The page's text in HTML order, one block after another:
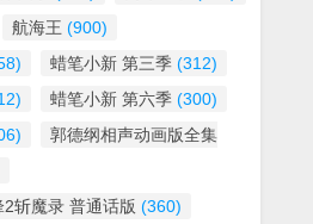
航海王 (900)
蜡笔小新 第三季 (312)
蜡笔小新 第六季 (300)
郭德纲相声动画版全集
斩魔录 普通话版 (360)